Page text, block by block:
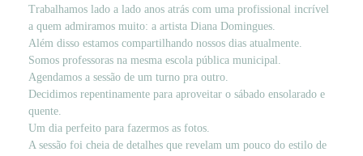
Trabalhamos lado a lado anos atrás com uma profissional incrível
a quem admiramos muito: a artista Diana Domingues.
Além disso estamos compartilhando nossos dias atualmente.
Somos professoras na mesma escola pública municipal.
Agendamos a sessão de um turno pra outro.
Decidimos repentinamente para aproveitar o sábado ensolarado e
quente.
Um dia perfeito para fazermos as fotos.
A sessão foi cheia de detalhes que revelam um pouco do estilo de